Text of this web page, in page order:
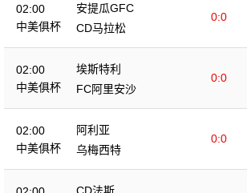
02:00
中美俱杯
安提瓜GFC
0:0
CD马拉松
02:00
中美俱杯
埃斯特利
0:0
FC阿里安沙
02:00
中美俱杯
阿利亚
0:0
乌梅西特